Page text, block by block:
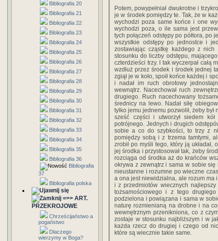
Bibliografia 20
Bibliografia 21
Bibliografia 22
Bibliografia 23
Bibliografia 24
Bibliografia 25
Bibliografia 26
Bibliografia 27
Bibliografia 28
Bibliografia 29
Bibliografia 30
Bibliografia 31
Bibliografia 32
Bibliografia 33
Bibliografia 34
Bibliografia 35
Bibliografia 36
Bibliografia
37
Bibliografia polska
=>> ART.
PRZEKROJOWE
Chrześcijaństwo a
pogaństwo
Dlaczego
wierzymy w Boga?
Potem, powypełniał dwukrotne i
je w środek pomiędzy te. Tak, że w
wychodzi poza same końce i one
wychodzi poza, o ile sama jest
tych połączeń odstępy po półtora, po
wszystkie odstępy po jednostce i
zostawiając cząstkę każdego z
stosunku do liczby odstępu,
czterdzieści trzy. I tak wyczerpał całą
wzdłuż przez środek i środek jednej
zgiął je w koło, spoił końce każdej i
i nadał im ruch obrotowy
wewnątrz. Nacechował ruch
drugiego. Ruch nacechowany
średnicy na lewo. Nadał siłę
tylko jemu jednemu pozwolił, żeby
sześć części i utworzył siedem
potrójnego. Jednych i drugich
sobie a co do szybkości, to trzy z
pomiędzy sobą i z trzema tamtymi,
zrobił po myśli tego, który ją układał,
jej środka i przystosował tak, żeby
rozciąga od środka aż do krańców
okrywa z zewnątrz i sama w sobie
nieustanne i rozumne po wieczne
a ona jest niewidzialna, ale rozum ma
i z przedmiotów wiecznych
tożsamościowego i z tego
podzielona i powiązana i sama w
naturę rozmienianą na drobne i na
wewnętrznym przenikniona, co z
zostaje w stosunku najbliższym i w
każda rzecz do drugiej i czego od
które są wiecznie takie same.